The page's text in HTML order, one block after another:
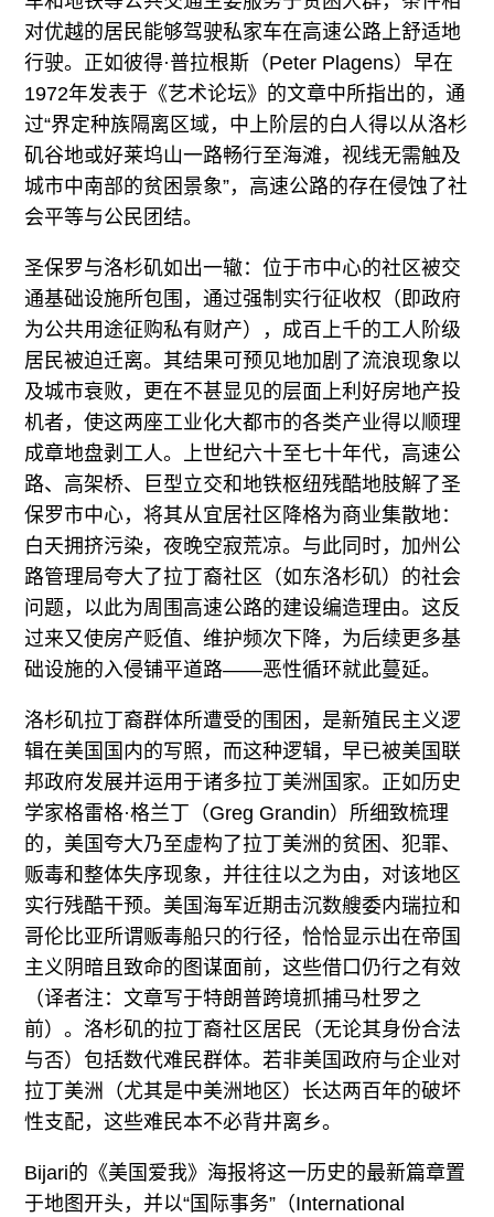
对优越的居民能够驾驶私家车在高速公路上舒适地
行驶。正如彼得·普拉根斯（Peter Plagens）早在
1972年发表于《艺术论坛》的文章中所指出的，通
过“界定种族隔离区域，中上阶层的白人得以从洛杉
矶谷地或好莱坞山一路畅行至海滩，视线无需触及
城市中南部的贫困景象”，高速公路的存在侵蚀了社
会平等与公民团结。
圣保罗与洛杉矶如出一辙：位于市中心的社区被交
通基础设施所包围，通过强制实行征收权（即政府
为公共用途征购私有财产），成百上千的工人阶级
居民被迫迁离。其结果可预见地加剧了流浪现象以
及城市衰败，更在不甚显见的层面上利好房地产投
机者，使这两座工业化大都市的各类产业得以顺理
成章地盘剥工人。上世纪六十至七十年代，高速公
路、高架桥、巨型立交和地铁枢纽残酷地肢解了圣
保罗市中心，将其从宜居社区降格为商业集散地：
白天拥挤污染，夜晚空寂荒凉。与此同时，加州公
路管理局夸大了拉丁裔社区（如东洛杉矶）的社会
问题，以此为周围高速公路的建设编造理由。这反
过来又使房产贬值、维护频次下降，为后续更多基
础设施的入侵铺平道路——恶性循环就此蔓延。
洛杉矶拉丁裔群体所遭受的围困，是新殖民主义逻
辑在美国国内的写照，而这种逻辑，早已被美国联
邦政府发展并运用于诸多拉丁美洲国家。正如历史
学家格雷格·格兰丁（Greg Grandin）所细致梳理
的，美国夸大乃至虚构了拉丁美洲的贫困、犯罪、
贩毒和整体失序现象，并往往以之为由，对该地区
实行残酷干预。美国海军近期击沉数艘委内瑞拉和
哥伦比亚所谓贩毒船只的行径，恰恰显示出在帝国
主义阴暗且致命的图谋面前，这些借口仍行之有效
（译者注：文章写于特朗普跨境抓捕马杜罗之
前）。洛杉矶的拉丁裔社区居民（无论其身份合法
与否）包括数代难民群体。若非美国政府与企业对
拉丁美洲（尤其是中美洲地区）长达两百年的破坏
性支配，这些难民本不必背井离乡。
Bijari的《美国爱我》海报将这一历史的最新篇章置
于地图开头，并以“国际事务”（International